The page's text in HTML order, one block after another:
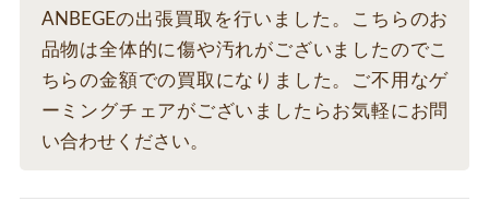
ANBEGEの出張買取を行いました。こちらのお
品物は全体的に傷や汚れがございましたのでこ
ちらの金額での買取になりました。ご不用なゲ
ーミングチェアがございましたらお気軽にお問
い合わせください。